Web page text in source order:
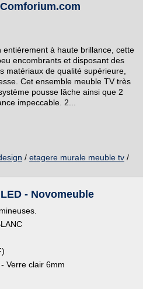
à haute brillance, cette
encombrants et disposant des
matériaux de qualité supérieure,
Cet ensemble meuble TV très
pousse lâche ainsi que 2
impeccable. 2...
/ etagere murale meuble tv /
- Novomeuble
Verre clair 6mm